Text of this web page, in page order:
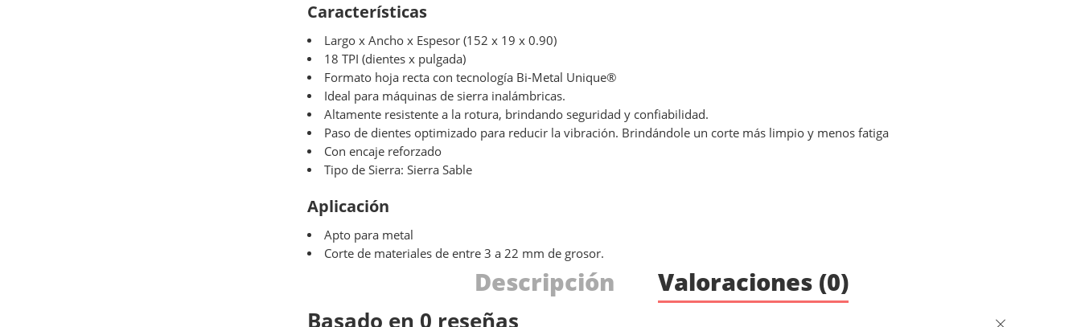
Características
Largo x Ancho x Espesor (152 x 19 x 0.90)
18 TPI (dientes x pulgada)
Formato hoja recta con tecnología Bi-Metal Unique®
Ideal para máquinas de sierra inalámbricas.
Altamente resistente a la rotura, brindando seguridad y confiabilidad.
Paso de dientes optimizado para reducir la vibración. Brindándole un corte más limpio y menos fatiga
Con encaje reforzado
Tipo de Sierra: Sierra Sable
Aplicación
Apto para metal
Corte de materiales de entre 3 a 22 mm de grosor.
Descripción Valoraciones (0)
Basado en 0 reseñas